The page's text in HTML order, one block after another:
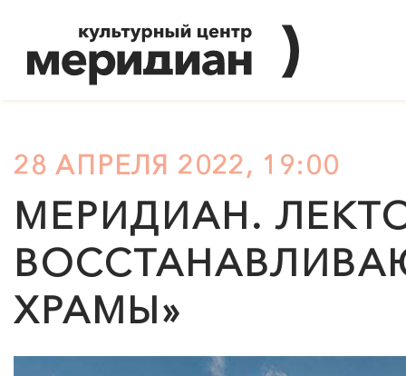
28 АПРЕЛЯ 2022, 19:00
МЕРИДИАН.
ХРАМЫ»